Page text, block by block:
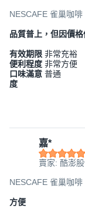
NESCAFE 雀巢咖
品質普上，但因價
有效期限 非常充裕
便利程度 非常方便
口味滿意
度
普通
嘉*
賣家: 酷澎
NESCAFE 雀巢咖
方便